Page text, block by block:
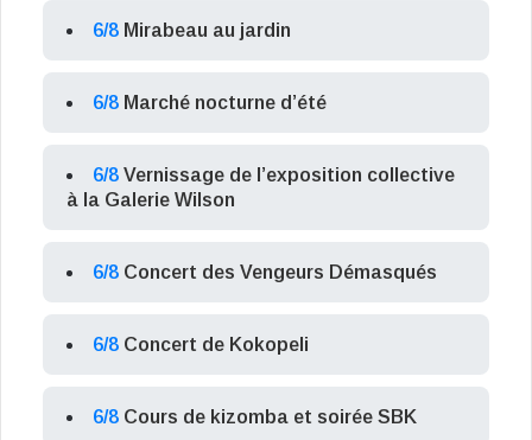
6/8 Mirabeau au jardin
6/8 Marché nocturne d’été
6/8 Vernissage de l’exposition collective
à la Galerie Wilson
6/8 Concert des Vengeurs Démasqués
6/8 Concert de Kokopeli
6/8 Cours de kizomba et soirée SBK